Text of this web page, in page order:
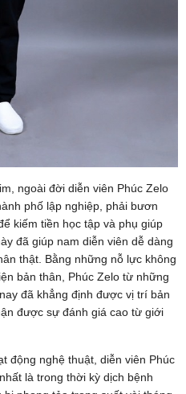
ngoài đời diễn viên Phúc Zelo
phố lập nghiệp, phải bươn
kiếm tiền học tập và phụ giúp
đã giúp nam diễn viên dễ dàng
thật. Bằng những nỗ lực không
bản thân, Phúc Zelo từ những
đã khẳng định được vị trí bản
được sự đánh giá cao từ giới
động nghệ thuật, diễn viên Phúc
là trong thời kỳ dịch bệnh